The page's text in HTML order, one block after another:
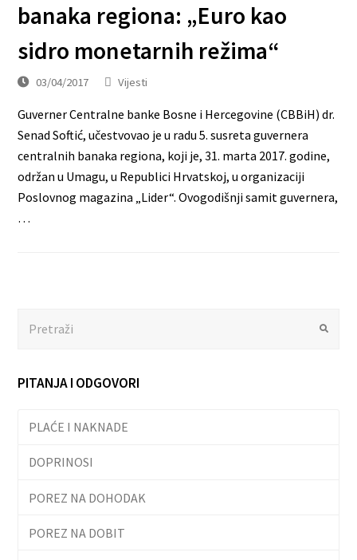
banaka regiona: „Euro kao
sidro monetarnih režima“
03/04/2017 Vijesti
Guverner Centralne banke Bosne i Hercegovine (CBBiH) dr.
Senad Softić, učestvovao je u radu 5. susreta guvernera
centralnih banaka regiona, koji je, 31. marta 2017. godine,
održan u Umagu, u Republici Hrvatskoj, u organizaciji
Poslovnog magazina „Lider“. Ovogodišnji samit guvernera,
…
Submit
PITANJA I ODGOVORI
PLAĆE I NAKNADE
DOPRINOSI
POREZ NA DOHODAK
POREZ NA DOBIT